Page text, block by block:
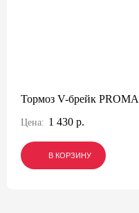
Тормоз V-брейк
Цена: 1 430 р.
В КОРЗИНУ
В КОРЗИНУ
В КОРЗИНУ